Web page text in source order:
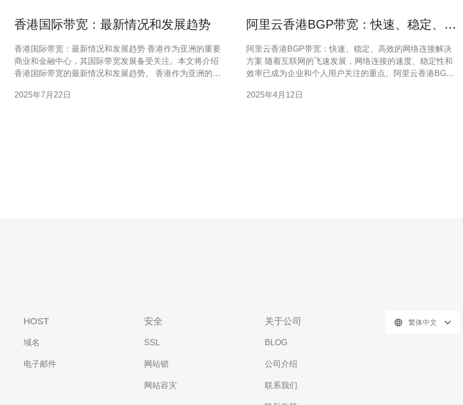
香港国际带宽：最新情况和发展趋势
香港国际带宽：最新情况和发展趋势 香港作为亚洲的重要
商业和金融中心，其国际带宽发展备受关注。本文将介绍
香港国际带宽的最新情况和发展趋势。 香港作为亚洲的网
宽主要由多家大型互联网服务提供商提供，覆盖全球各个
2025年7月22日
阿里云香港BGP带宽：快速、稳定、高
阿里云香港BGP带宽：快速、稳定、高效的网络连接解决
方案 随着互联网的飞速发展，网络连接的速度、稳定性和
效率已成为企业和个人用户关注的重点。阿里云香港BGP
用户提供了卓越的网络体验。 阿里云香港BGP带宽采用高
2025年4月12日
HOST
域名
电子邮件
安全
SSL
网站锁
网站容灾
关于公司
BLOG
公司介绍
联系我们
繁体中文